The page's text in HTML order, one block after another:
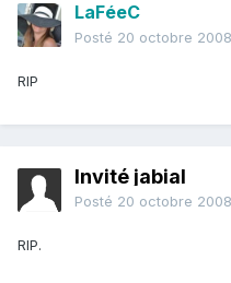
LaFéeC
Posté 20 octobre 2008
RIP
Invité jabial
Posté 20 octobre 2008
RIP.